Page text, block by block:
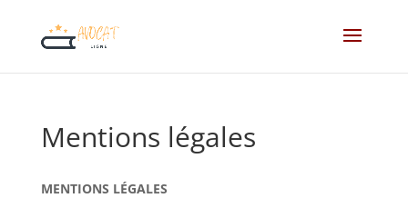
Mentions légales
MENTIONS LÉGALES